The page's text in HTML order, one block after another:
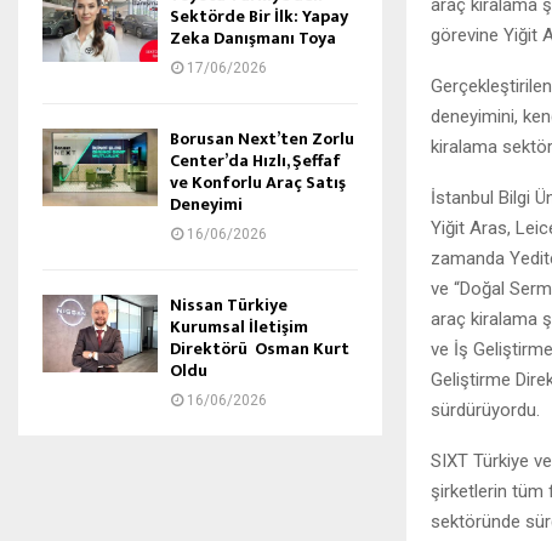
görevine Yiğit
deneyimini,
kiralama
İstanbul Bilgi
Yiğit Aras,
zamanda
ve “Doğal
araç kiralama
ve İş
Geliştirme
sürdürüyordu.
SIXT Türkiye
şirketlerin tüm
sektöründe
Sektörde Bir İlk: Yapay
Zeka Danışmanı Toya
17/06/2026
Borusan Next’ten Zorlu
Center’da Hızlı, Şeffaf
ve Konforlu Araç Satış
Deneyimi
16/06/2026
Nissan Türkiye
Kurumsal İletişim
Direktörü Osman Kurt
Oldu
16/06/2026